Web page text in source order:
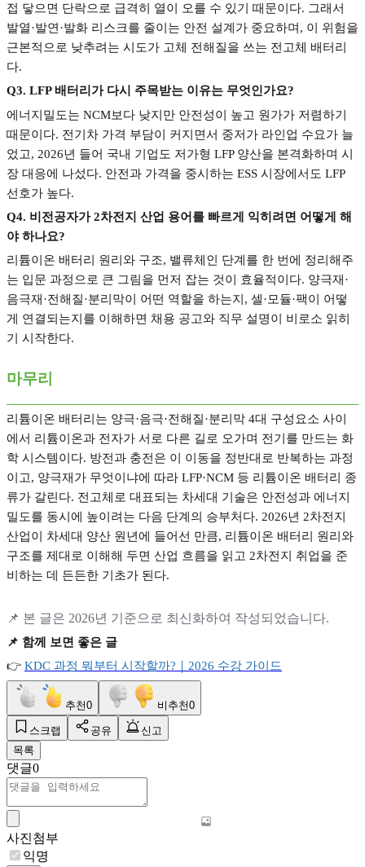
접 닿으면 단락으로 급격히 열이 오를 수 있기 때문이다. 그래서
발열·발연 ·발화 리스크를 줄이는 안전 설계가 중요하며 , 이 위험을
근본적으로 낮추려는 시도가 고체 전해질을 쓰는 전고체 배터리
다.
Q3. LFP배터리가 다시 주목받는 이유는 무엇인가요?
에너지밀도는 NCM보다 낮지만 안전성이 높고 원가가 저렴하기
때문이다. 전기차 가격 부담이 커지면서 중저가 라인업 수요가 늘
었고, 2026년 들어 국내 기업도 저가형 LFP 양산을 본격화하며 시
장 대응에 나섰다. 안전과 가격을 중시하는 ESS 시장에서도 LFP
선호가 높다.
Q4. 비전공자가2차전지 산업 용어를 빠르게 익히려면 어떻게 해
야 하나요?
리튬이온 배터리 원리와 구조, 밸류체인 단계를 한 번에 정리해주
는 입문 과정으로 큰 그림을 먼저 잡는 것이 효율적이다. 양극재 ·
음극재 ·전해질·분리막이 어떤 역할을 하는지 , 셀·모듈·팩이 어떻
게 연결되는지를 이해하면 채용 공고와 직무 설명이 비로소 읽히
기 시작한다.
마무리
리튬이온 배터리는 양극·음극·전해질·분리막 4대 구성요소 사이
에서 리튬이온과 전자가 서로 다른 길로 오가며 전기를 만드는 화
학 시스템이다. 방전과 충전은 이 이동을 정반대로 반복하는 과정
이고, 양극재가 무엇이냐에 따라 LFP·NCM 등 리튬이온 배터리 종
류가 갈린다. 전고체로 대표되는 차세대 기술은 안전성과 에너지
밀도를 동시에 높이려는 다음 단계의 승부처다. 2026년 2차전지
산업이 차세대 양산 원년에 들어선 만큼, 리튬이온 배터리 원리와
구조를 제대로 이해해 두면 산업 흐름을 읽고 2차전지 취업을 준
비하는 데 든든한 기초가 된다.
📌 본 글은 2026년 기준으로 최신화하여 작성되었습니다.
📌 함께 보면 좋은 글
👉 KDC 과정 뭐부터 시작할까? ｜2026 수강 가이드
추천0 비추천0
스크랩 공유
신고
목록
댓글0
사진첨부
익명